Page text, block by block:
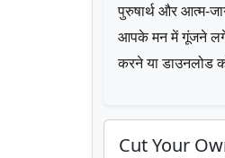
पुरुषार्थ और आत्म-
आपके मन में गूंजने
करने या डाउनलोड
Cut Your